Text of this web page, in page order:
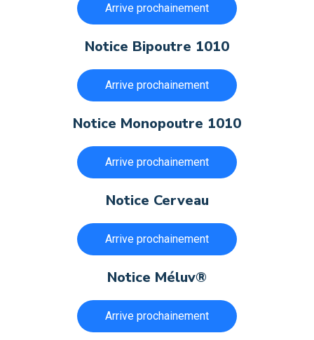
Arrive prochainement
Notice Bipoutre 1010
Arrive prochainement
Notice Monopoutre 1010
Arrive prochainement
Notice Cerveau
Arrive prochainement
Notice Méluv®
Arrive prochainement